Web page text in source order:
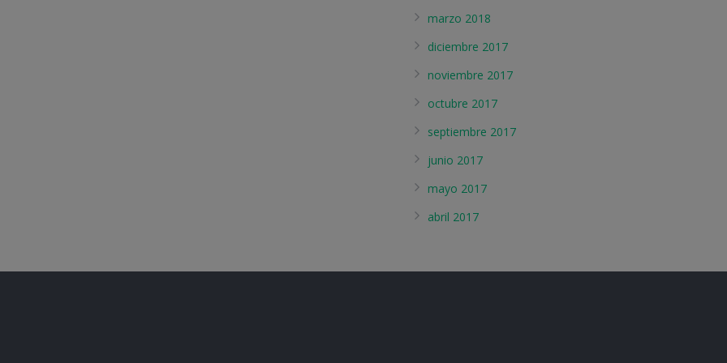
marzo 2018
diciembre 2017
noviembre 2017
octubre 2017
septiembre 2017
junio 2017
mayo 2017
abril 2017